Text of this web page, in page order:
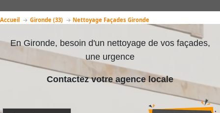
Accueil Gironde (33) Nettoyage Façades Gironde
En Gironde, besoin d'un nettoyage de vos façades,
une urgence
Contactez votre agence locale